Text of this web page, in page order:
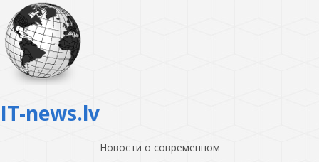
IT-news.lv
Новости о современном